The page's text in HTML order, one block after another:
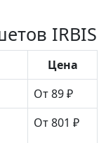
IRBIS
Цена
От 89 ₽
От 801 ₽